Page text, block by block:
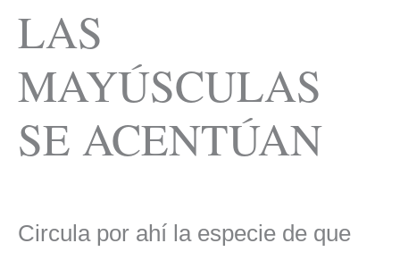
LAS
MAYÚSCULAS
SE ACENTÚAN
Circula por ahí la especie de que